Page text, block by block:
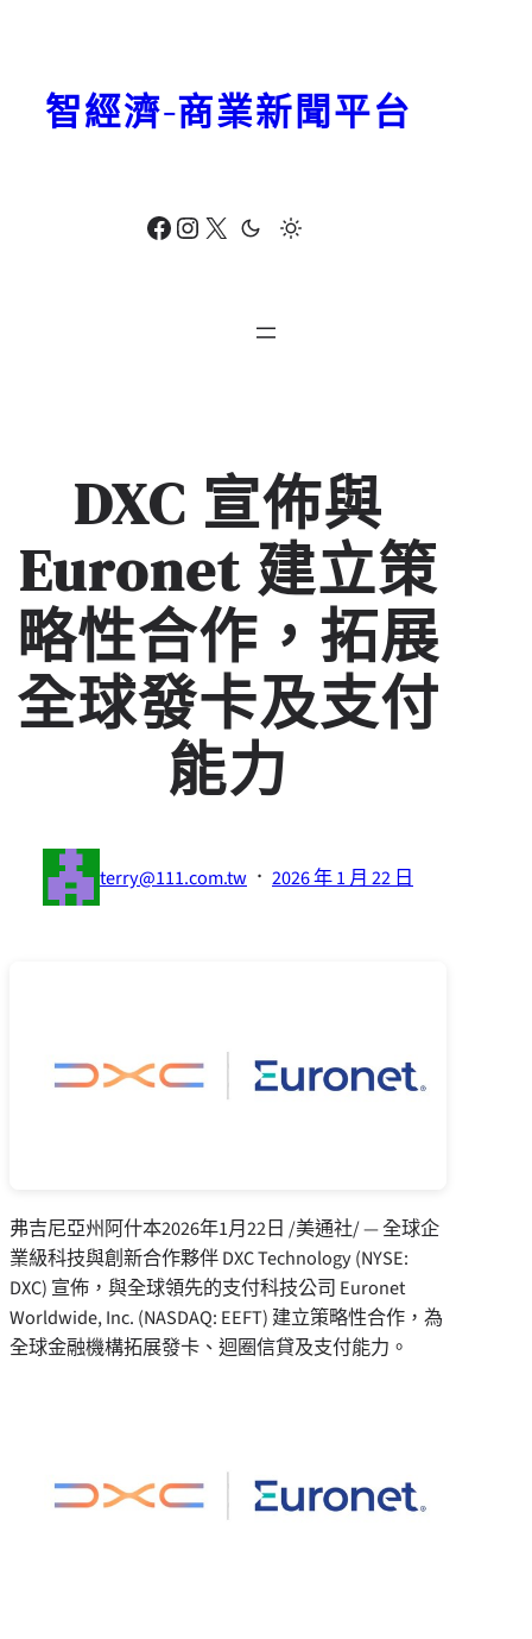
Facebook Instagram X
智經濟-商業新聞平台
DXC 宣佈與
Euronet 建立策
略性合作，拓展
全球發卡及支付
能力
terry@111.com.tw · 2026 年 1 月 22 日
弗吉尼亞州阿什本2026年1月22日 /美通社/ — 全球企
業級科技與創新合作夥伴 DXC Technology (NYSE:
DXC) 宣佈，與全球領先的支付科技公司 Euronet
Worldwide, Inc. (NASDAQ: EEFT) 建立策略性合作，為
全球金融機構拓展發卡、迴圈信貸及支付能力。